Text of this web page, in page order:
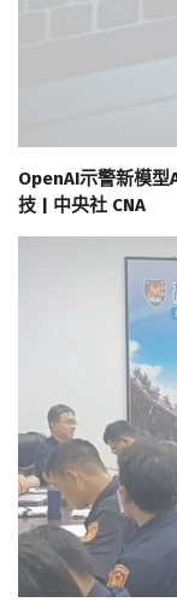
OpenAI示警新模
技 | 中央社 CNA